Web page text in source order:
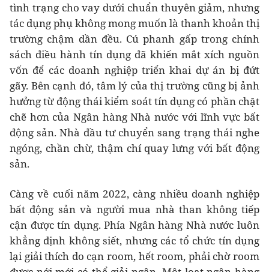
tình trạng cho vay dưới chuẩn thuyên giảm, nhưng
tác dụng phụ không mong muốn là thanh khoản thị
trường chậm dần đều. Cú phanh gấp trong chính
sách điều hành tín dụng đã khiến mắt xích nguồn
vốn để các doanh nghiệp triển khai dự án bị đứt
gãy. Bên cạnh đó, tâm lý của thị trường cũng bị ảnh
hưởng từ động thái kiểm soát tín dụng có phần chặt
chẽ hơn của Ngân hàng Nhà nước với lĩnh vực bất
động sản. Nhà đầu tư chuyển sang trạng thái nghe
ngóng, chần chừ, thậm chí quay lưng với bất động
sản.
Càng về cuối năm 2022, càng nhiều doanh nghiệp
bất động sản và người mua nhà than không tiếp
cận được tín dụng. Phía Ngân hàng Nhà nước luôn
khẳng định không siết, nhưng các tổ chức tín dụng
lại giải thích do cạn room, hết room, phải chờ room